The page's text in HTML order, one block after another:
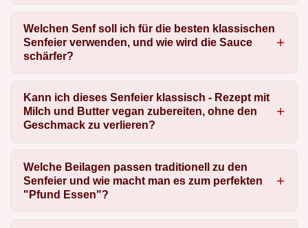
Welchen Senf soll ich für die besten klassischen
Senfeier verwenden, und wie wird die Sauce
schärfer?
Kann ich dieses Senfeier klassisch - Rezept mit
Milch und Butter vegan zubereiten, ohne den
Geschmack zu verlieren?
Welche Beilagen passen traditionell zu den
Senfeier und wie macht man es zum perfekten
"Pfund Essen"?